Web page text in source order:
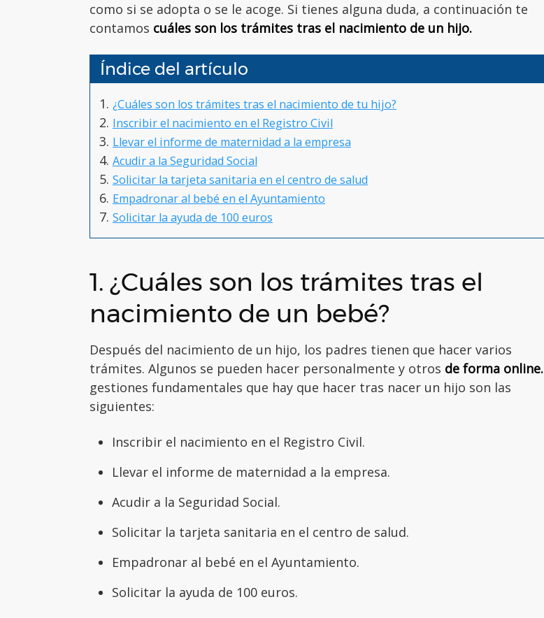
como si se adopta o se le acoge. Si tienes alguna duda, a continuación te
contamos cuáles son los trámites tras el nacimiento de un hijo.
Índice del artículo
¿Cuáles son los trámites tras el nacimiento de tu hijo?
Inscribir el nacimiento en el Registro Civil
Llevar el informe de maternidad a la empresa
Acudir a la Seguridad Social
Solicitar la tarjeta sanitaria en el centro de salud
Empadronar al bebé en el Ayuntamiento
Solicitar la ayuda de 100 euros
1. ¿Cuáles son los trámites tras el
nacimiento de un bebé?
Después del nacimiento de un hijo, los padres tienen que hacer varios
trámites. Algunos se pueden hacer personalmente y otros de forma online.
gestiones fundamentales que hay que hacer tras nacer un hijo son las
siguientes:
Inscribir el nacimiento en el Registro Civil.
Llevar el informe de maternidad a la empresa.
Acudir a la Seguridad Social.
Solicitar la tarjeta sanitaria en el centro de salud.
Empadronar al bebé en el Ayuntamiento.
Solicitar la ayuda de 100 euros.